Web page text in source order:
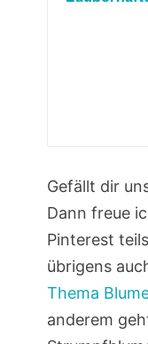
Gefällt dir
Dann freue
Pinterest
übrigens
Thema
anderem